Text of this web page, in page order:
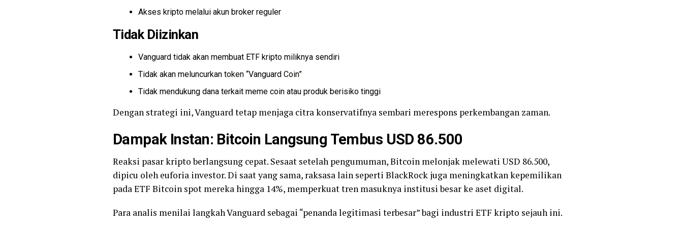
Akses kripto melalui akun broker reguler
Tidak Diizinkan
Vanguard tidak akan membuat ETF kripto miliknya sendiri
Tidak akan meluncurkan token “Vanguard Coin”
Tidak mendukung dana terkait meme coin atau produk berisiko tinggi
Dengan strategi ini, Vanguard tetap menjaga citra konservatifnya sembari merespons perkembangan zaman.
Dampak Instan: Bitcoin Langsung Tembus USD 86.500
Reaksi pasar kripto berlangsung cepat. Sesaat setelah pengumuman, Bitcoin melonjak melewati USD 86.500,
dipicu oleh euforia investor. Di saat yang sama, raksasa lain seperti BlackRock juga meningkatkan kepemilikan
pada ETF Bitcoin spot mereka hingga 14%, memperkuat tren masuknya institusi besar ke aset digital.
Para analis menilai langkah Vanguard sebagai “penanda legitimasi terbesar” bagi industri ETF kripto sejauh ini.